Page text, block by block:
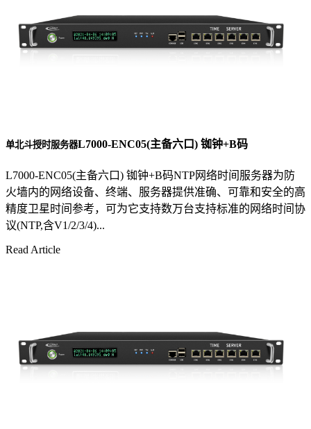
单北斗授时服务器L7000-ENC05(主备六口) 铷钟+B码
L7000-ENC05(主备六口) 铷钟+B码NTP网络时间服务器为防
火墙内的网络设备、终端、服务器提供准确、可靠和安全的高
精度卫星时间参考，可为它支持数万台支持标准的网络时间协
议(NTP,含V1/2/3/4)...
Read Article